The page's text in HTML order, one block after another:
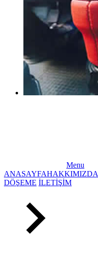
Menu
ANASAYFAHAKKIMIZDA
DÖŞEME İLETİŞİM